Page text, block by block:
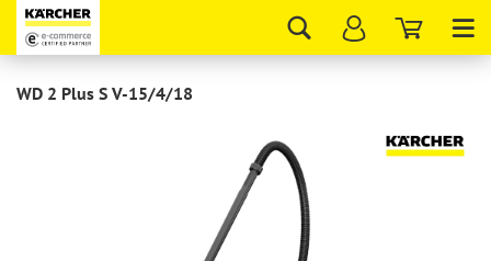
WD 2 Plus S V-15/4/18